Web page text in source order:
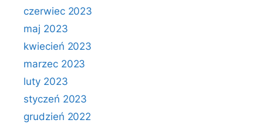
czerwiec 2023
maj 2023
kwiecień 2023
marzec 2023
luty 2023
styczeń 2023
grudzień 2022